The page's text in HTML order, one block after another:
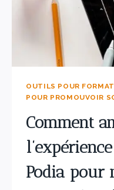
OUTILS POUR
POUR PROMOUVOIR
Comment
Podia pour